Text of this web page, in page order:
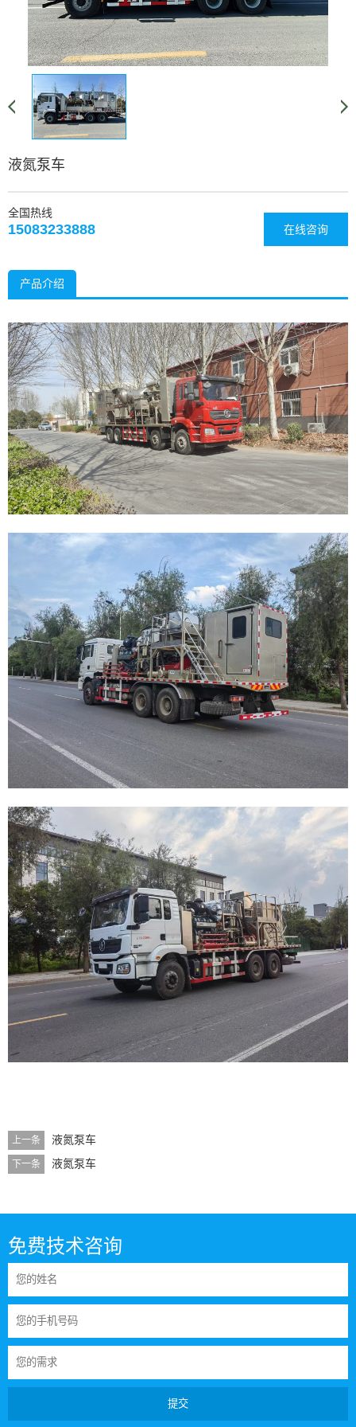
液氮泵车
在线咨询
全国热线
15083233888
产品介绍
上一条 液氮泵车
下一条 液氮泵车
免费技术咨询
提交